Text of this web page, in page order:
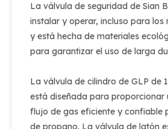
La válvula de seguridad de Sian
instalar y operar, incluso para los
y está hecha de materiales
para garantizar el uso de larga
La válvula de cilindro de GLP de
está diseñada para proporcionar
flujo de gas eficiente y confiable
de propano. La válvula de latón